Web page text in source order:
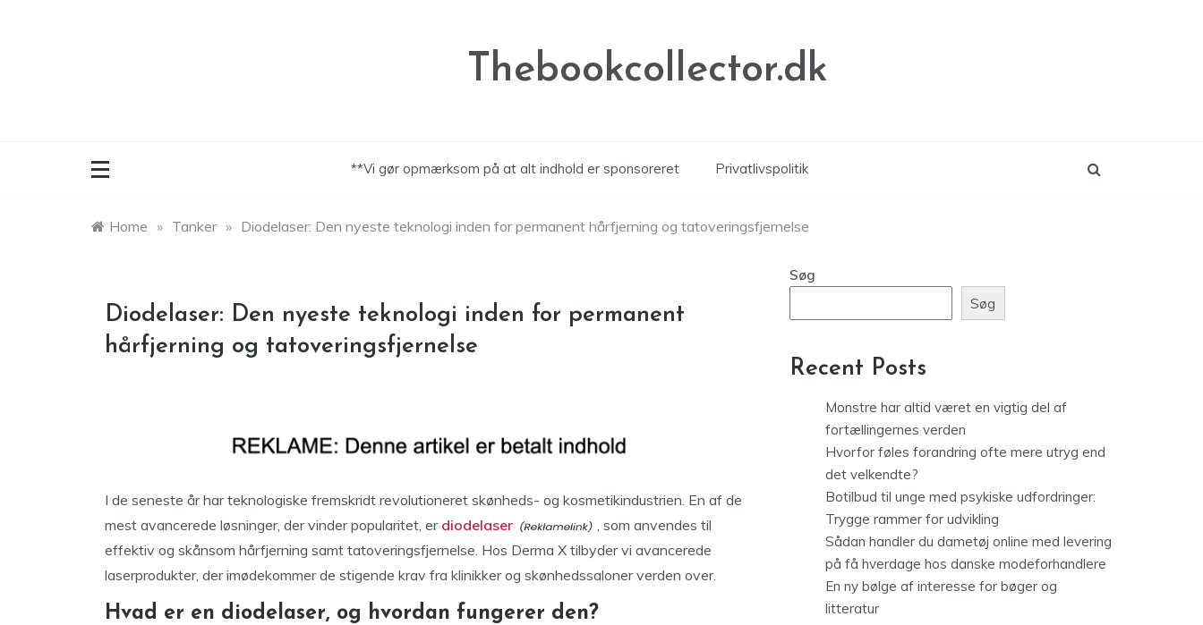
Thebookcollector.dk
**Vi gør opmærksom på at alt indhold er sponsoreret Privatlivspolitik
Home » Tanker » Diodelaser: Den nyeste teknologi inden for permanent hårfjerning og tatoveringsfjernelse
Diodelaser: Den nyeste teknologi inden for permanent
hårfjerning og tatoveringsfjernelse
I de seneste år har teknologiske fremskridt revolutioneret skønheds- og kosmetikindustrien. En af de
mest avancerede løsninger, der vinder popularitet, er diodelaser
, som anvendes til
effektiv og skånsom hårfjerning samt tatoveringsfjernelse. Hos Derma X tilbyder vi avancerede
laserprodukter, der imødekommer de stigende krav fra klinikker og skønhedssaloner verden over.
Hvad er en diodelaser, og hvordan fungerer den?
Søg
Søg
Recent Posts
Monstre har altid været en vigtig del af
fortællingernes verden
Hvorfor føles forandring ofte mere utryg end
det velkendte?
Botilbud til unge med psykiske udfordringer:
Trygge rammer for udvikling
Sådan handler du dametøj online med levering
på få hverdage hos danske modeforhandlere
En ny bølge af interesse for bøger og
litteratur